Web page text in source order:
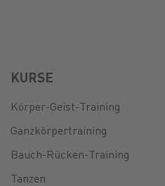
KURSE
Körper-Geist-Training
Ganzkörpertraining
Bauch-Rücken-Training
Tanzen